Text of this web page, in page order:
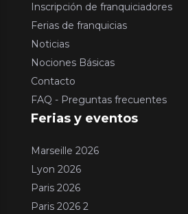
Inscripción de franquiciadores
Ferias de franquicias
Noticias
Nociones Básicas
Contacto
FAQ - Preguntas frecuentes
Ferias y eventos
Marseille 2026
Lyon 2026
Paris 2026
Paris 2026 2